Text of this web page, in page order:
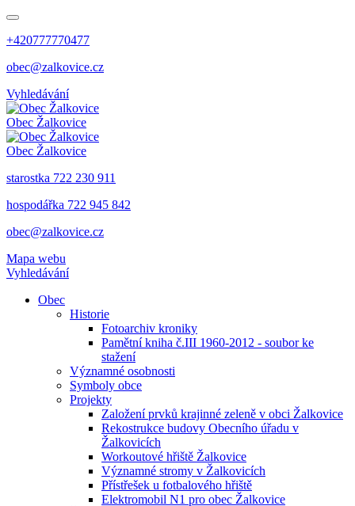
+420777770477
obec@zalkovice.cz
Vyhledávání
Obec Žalkovice
Obec Žalkovice
starostka 722 230 911
hospodářka 722 945 842
obec@zalkovice.cz
Mapa webu
Vyhledávání
Obec
Historie
Fotoarchiv kroniky
Pamětní kniha č.III 1960-2012 - soubor ke
stažení
Významné osobnosti
Symboly obce
Projekty
Založení prvků krajinné zeleně v obci Žalkovice
Rekostrukce budovy Obecního úřadu v
Žalkovicích
Workoutové hřiště Žalkovice
Významné stromy v Žalkovicích
Přístřešek u fotbalového hřiště
Elektromobil N1 pro obec Žalkovice